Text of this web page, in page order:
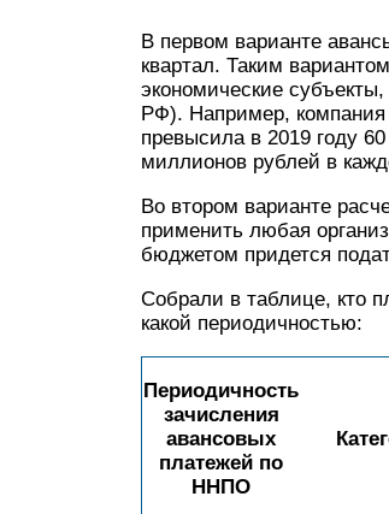
В первом варианте
квартал. Таким
экономические
РФ). Например, компания
превысила в 2019 году
миллионов рублей в
Во втором варианте
применить любая
бюджетом придется
Собрали в таблице, кто
какой периодичностью:
Периодичность
зачисления
авансовых
платежей по
ННПО